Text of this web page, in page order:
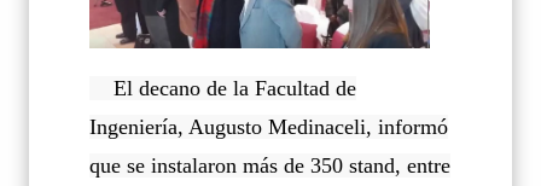
El decano de la Facultad de
Ingeniería, Augusto Medinaceli, informó
que se instalaron más de 350 stand, entre